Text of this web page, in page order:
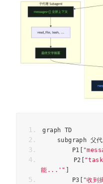
graph TD
    subgraph
父
        P1
[
        P2
[ "task
能...'" ]
        P3
[ "收到